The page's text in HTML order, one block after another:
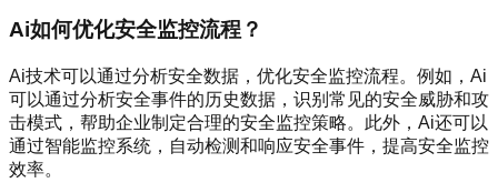
Ai如何优化安全监控流程？
Ai技术可以通过分析安全数据，优化安全监控流程。例如，Ai
可以通过分析安全事件的历史数据，识别常见的安全威胁和攻
击模式，帮助企业制定合理的安全监控策略。此外，Ai还可以
通过智能监控系统，自动检测和响应安全事件，提高安全监控
效率。